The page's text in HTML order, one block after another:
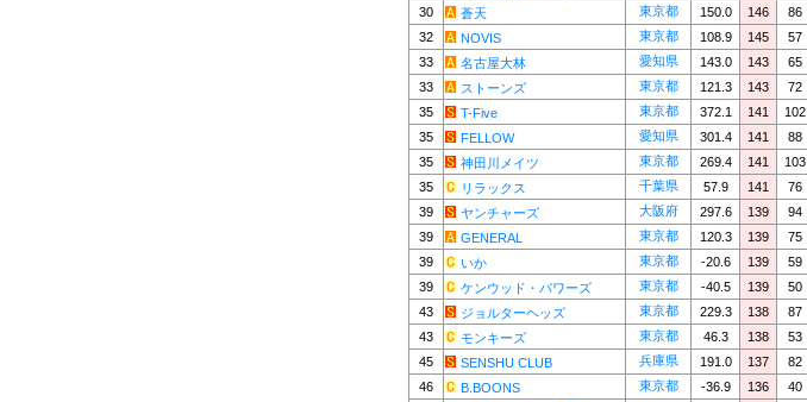
30
蒼天 東京都 150.0 146 86
32
NOVIS 東京都 108.9 145 57
33
名古屋大林 愛知県 143.0 143 65
33
ストーンズ 東京都 121.3 143 72
35
T-Five 東京都 372.1 141 102
35
FELLOW 愛知県 301.4 141 88
35
神田川メイツ 東京都 269.4 141 103
35
リラックス 千葉県 57.9 141 76
39
ヤンチャーズ 大阪府 297.6 139 94
39
GENERAL 東京都 120.3 139 75
39
いか 東京都 -20.6 139 59
39
ケンウッド・パワーズ 東京都 -40.5 139 50
43
ジョルターヘッズ 東京都 229.3 138 87
43
モンキーズ 東京都 46.3 138 53
45
SENSHU CLUB 兵庫県 191.0 137 82
46
B.BOONS 東京都 -36.9 136 40